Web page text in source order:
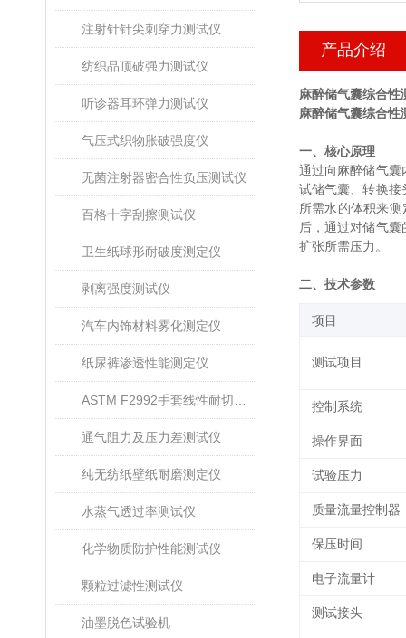
注射针针尖刺穿力测试仪
纺织品顶破强力测试仪
听诊器耳环弹力测试仪
气压式织物胀破强度仪
无菌注射器密合性负压测试仪
百格十字刮擦测试仪
卫生纸球形耐破度测定仪
剥离强度测试仪
汽车内饰材料雾化测定仪
纸尿裤渗透性能测定仪
通气阻力及压力差测试仪
纯无纺纸壁纸耐磨测定仪
水蒸气透过率测试仪
化学物质防护性能测试仪
颗粒过滤性测试仪
油墨脱色试验机
产品介绍
麻醉储气囊综合性
麻醉储气囊综合性
一、核心原理
通过向麻醉储气囊
试储气囊、转换接
所需水的体积来
后，通过对储气
扩张所需压力。
二、技术参数
‌项目‌
测试项目
控制系统
操作界面
试验压力
质量流量控制器
保压时间
电子流量计
测试接头